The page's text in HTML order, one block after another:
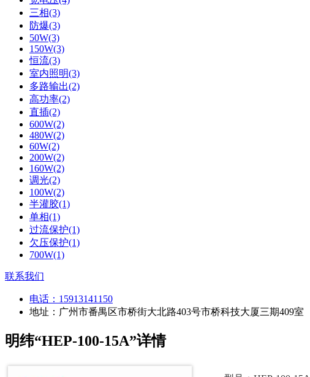
三相(3)
防爆(3)
50W(3)
150W(3)
恒流(3)
室内照明(3)
多路输出(2)
高功率(2)
直插(2)
600W(2)
480W(2)
60W(2)
200W(2)
160W(2)
调光(2)
100W(2)
半灌胶(1)
单相(1)
过流保护(1)
欠压保护(1)
700W(1)
联系我们
电话： 15913141150
地址：广州市番禺区市桥街大北路403号市桥科技大厦三期409室
明纬“HEP-100-15A”详情